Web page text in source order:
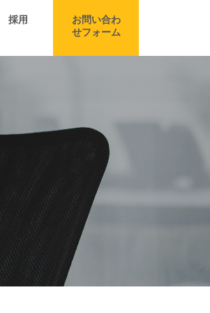
採用
お問い合わ
せフォーム